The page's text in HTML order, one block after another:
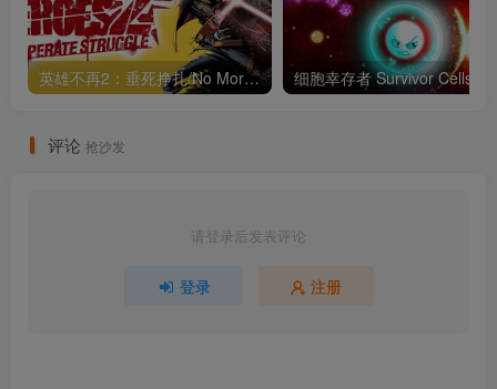
英雄不再2：垂死挣扎/No More Heroes 2: Desperate Struggle Build.23391874（官中）
评论 抢沙发
请登录后发表评论
登录 注册